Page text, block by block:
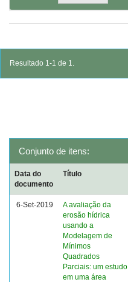
Resultado 1-1 de 1.
Conjunto de itens:
Data do
documento
Título
6-Set-2019
A avaliação da
erosão hídrica
usando a
Modelagem de
Mínimos
Quadrados
Parciais: um estudo
em uma área